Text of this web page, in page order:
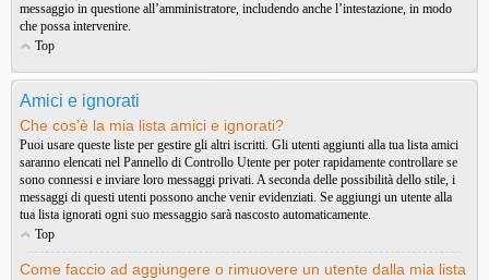
messaggio in questione all’amministratore, includendo anche l’intestazione, in modo
che possa intervenire.
Top
Amici e ignorati
Che cos’è la mia lista amici e ignorati?
Puoi usare queste liste per gestire gli altri iscritti. Gli utenti aggiunti alla tua lista amici
saranno elencati nel Pannello di Controllo Utente per poter rapidamente controllare se
sono connessi e inviare loro messaggi privati. A seconda delle possibilità dello stile, i
messaggi di questi utenti possono anche venir evidenziati. Se aggiungi un utente alla
tua lista ignorati ogni suo messaggio sarà nascosto automaticamente.
Top
Come faccio ad aggiungere o rimuovere un utente dalla mia lista